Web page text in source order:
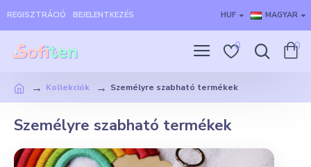
REGISZTRÁCIÓ BEJELENTKEZÉS HUF MAGYAR
0 0
Kollekciók Személyre szabható termékek
Személyre szabható termékek